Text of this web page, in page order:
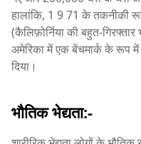
हालांकि, 1 9 71 के तकनीकी
(कैलिफ़ोर्निया की बहुत-
अमेरिका में एक बेंचमार्क के रूप
दिया।
भौतिक भेद्यता:-